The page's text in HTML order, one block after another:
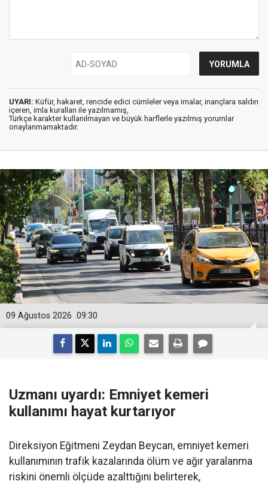
UYARI: Küfür, hakaret, rencide edici cümleler veya imalar, inançlara saldırı
içeren, imla kuralları ile yazılmamış,
Türkçe karakter kullanılmayan ve büyük harflerle yazılmış yorumlar
onaylanmamaktadır.
09:30
09 Ağustos 2026
Uzmanı uyardı: Emniyet kemeri
kullanımı hayat kurtarıyor
Direksiyon Eğitmeni Zeydan Beycan, emniyet kemeri
kullanımının trafik kazalarında ölüm ve ağır yaralanma
riskini önemli ölçüde azalttığını belirterek,